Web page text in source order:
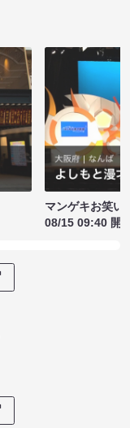
マンゲキお笑い
08/15 09:40 開